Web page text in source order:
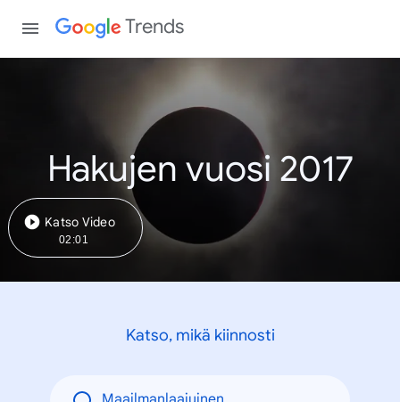
Trends
Hakujen vuosi 2017
Katso Video
02:01
Katso, mikä kiinnosti